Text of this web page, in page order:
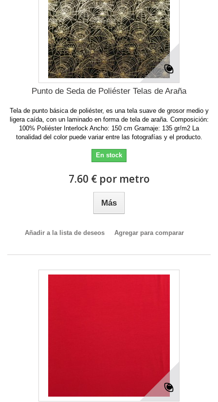
Punto de Seda de Poliéster Telas de Araña
Tela de punto básica de poliéster, es una tela suave de grosor medio y
ligera caída, con un laminado en forma de tela de araña. Composición:
100% Poliéster Interlock Ancho: 150 cm Gramaje: 135 gr/m2 La
tonalidad del color puede variar entre las fotografías y el producto.
En stock
7.60 € por metro
Más
Añadir a la lista de deseos Agregar para comparar